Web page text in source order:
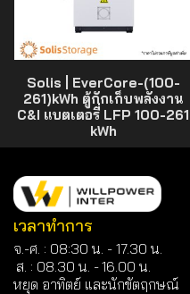
Solis | EverCore-(100-
261)kWh ตู้กักเก็บพลังงาน
C&I แบตเตอรี่ LFP 100-261
kWh
เวลาทำการ
จ.-ศ. : 08:30 น. - 17.30 น.
ส. : 08.30 น. -16.00 น.
หยุด อาทิตย์ และนักขัตฤกษณ์